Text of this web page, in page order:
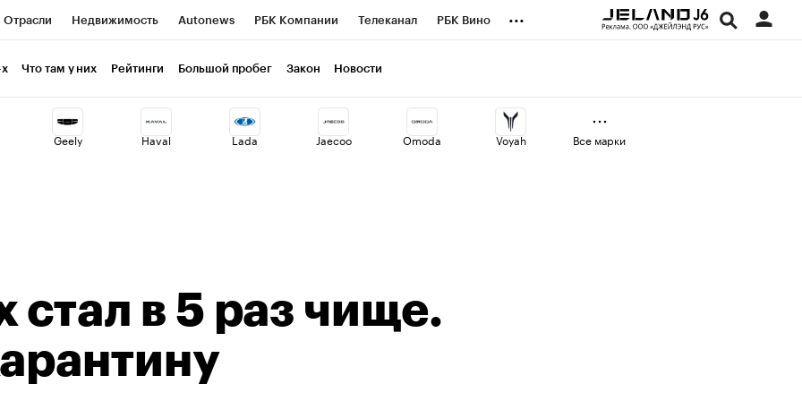
Отрасли Недвижимость Autonews РБК Компании Телеканал РБК Вино
Визионеры
Исследования Кредитные рейтинги Франшизы Газета
Проверка контрагентов Экономика Бизнес
...
Что там у них Рейтинги Большой пробег Закон Новости
Geely Haval Lada Jaecoo Omoda Voyah Все марки
стал в 5 раз чище.